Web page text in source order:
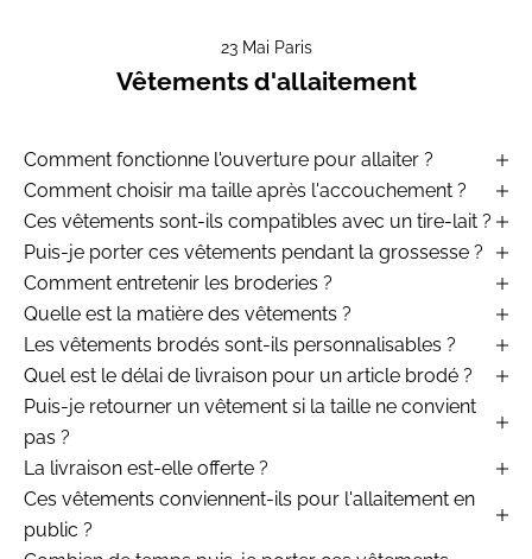
23 Mai Paris
Vêtements d'allaitement
Comment fonctionne l'ouverture pour allaiter ?
Comment choisir ma taille après l'accouchement ?
Ces vêtements sont-ils compatibles avec un tire-lait ?
Puis-je porter ces vêtements pendant la grossesse ?
Comment entretenir les broderies ?
Quelle est la matière des vêtements ?
Les vêtements brodés sont-ils personnalisables ?
Quel est le délai de livraison pour un article brodé ?
Puis-je retourner un vêtement si la taille ne convient
pas ?
La livraison est-elle offerte ?
Ces vêtements conviennent-ils pour l'allaitement en
public ?